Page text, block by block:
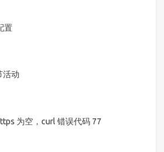
置
活动
为空，curl 错误代码 77